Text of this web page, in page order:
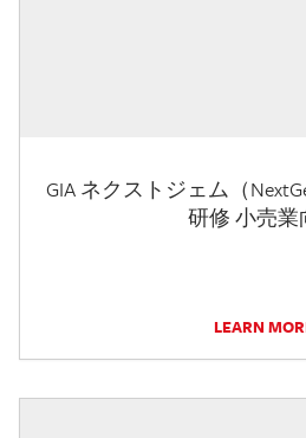
GIA ネクストジェム（
研修 小売業
LEARN